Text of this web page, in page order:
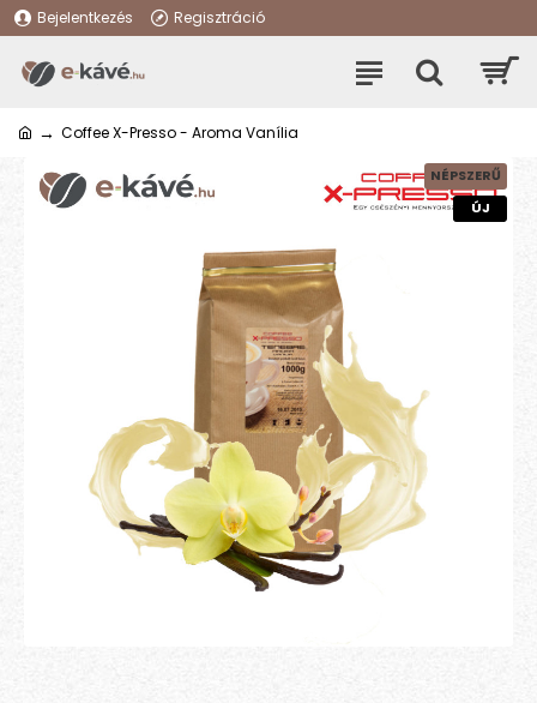
Bejelentkezés Regisztráció
Coffee X-Presso - Aroma Vanília
NÉPSZERŰ
ÚJ